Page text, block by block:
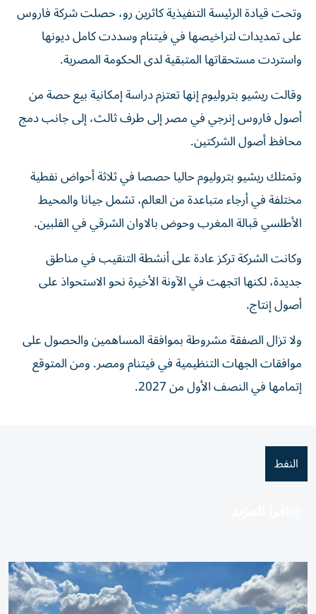
وتحت قيادة الرئيسة التنفيذية كاثرين رو، حصلت شركة فاروس
على تمديدات لتراخيصها في ⁠فيتنام وسددت كامل ديونها
واستردت مستحقاتها المتبقية لدى الحكومة المصرية.
وقالت ريشيو بتروليوم إنها تعتزم دراسة إمكانية بيع حصة من
أصول ​فاروس إنرجي ‌في مصر إلى طرف ثالث، إلى جانب ‌دمج
محافظ أصول الشركتين.
وتمتلك ريشيو بتروليوم حاليا حصصا في ثلاثة أحواض نفطية
مختلفة في أرجاء متباعدة من العالم، تشمل جيانا ‌والمحيط
الأطلسي قبالة المغرب ‌وحوض بالاوان الشرقي في ⁠الفلبين.
وكانت الشركة تركز عادة على أنشطة ‌التنقيب في مناطق
جديدة، لكنها اتجهت في الآونة الأخيرة نحو الاستحواذ على
أصول إنتاج.
ولا تزال ⁠الصفقة مشروطة بموافقة المساهمين والحصول على
​موافقات الجهات التنظيمية في فيتنام ومصر. ومن المتوقع
إتمامها في النصف الأول من 2027.
النفط